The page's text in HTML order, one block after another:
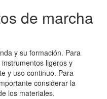
de marcha
y su formación. Para
ligeros y
y uso continuo. Para
considerar la
los materiales.